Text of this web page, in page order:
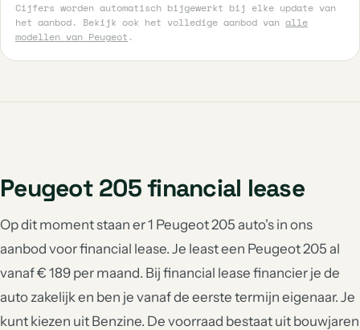
Cijfers worden automatisch bijgewerkt bij elke update van
het aanbod. Bekijk ook het volledige aanbod van alle
modellen van Peugeot .
Peugeot 205 financial lease
Op dit moment staan er 1 Peugeot 205 auto's in ons
aanbod voor financial lease. Je least een Peugeot 205 al
vanaf € 189 per maand. Bij financial lease financier je de
auto zakelijk en ben je vanaf de eerste termijn eigenaar. Je
kunt kiezen uit Benzine. De voorraad bestaat uit bouwjaren